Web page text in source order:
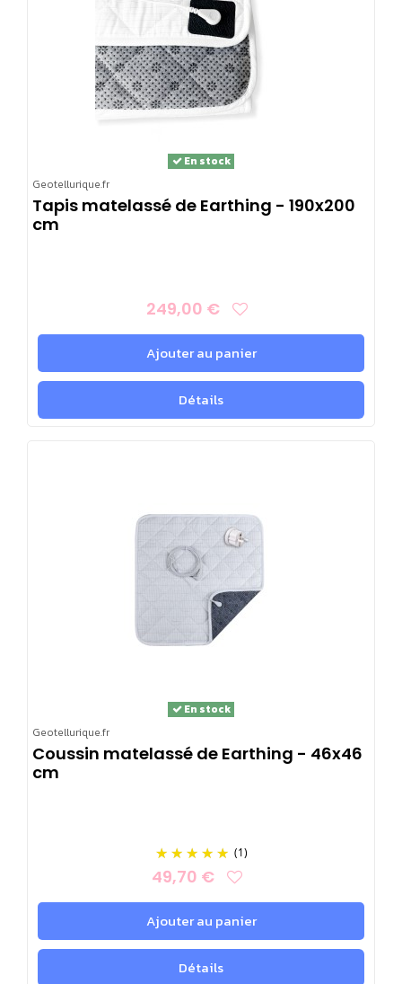
Geotellurique.fr
En stock
Tapis matelassé de Earthing - 190x200
cm
249,00 €
Ajouter au panier
Détails
Geotellurique.fr
En stock
Coussin matelassé de Earthing - 46x46
cm
(1)
49,70 €
Ajouter au panier
Détails